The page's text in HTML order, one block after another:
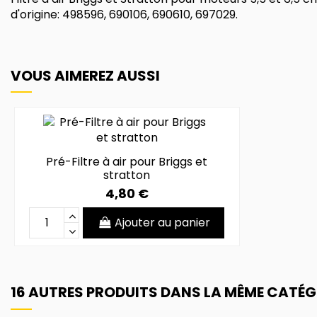
d'origine: 498596, 690106, 690610, 697029.
VOUS AIMEREZ AUSSI
Pré-Filtre à air pour Briggs et
stratton
4,80 €
Ajouter au panier
16 AUTRES PRODUITS DANS LA MÊME